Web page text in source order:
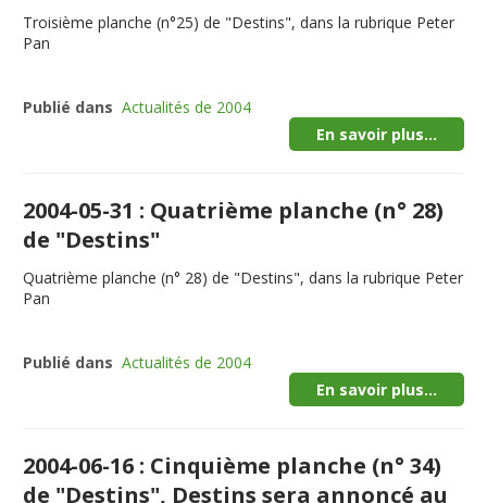
Troisième planche (n°25) de "Destins", dans la rubrique Peter
Pan
Publié dans Actualités de 2004
En savoir plus...
2004-05-31 : Quatrième planche (n° 28)
de "Destins"
Quatrième planche (n° 28) de "Destins", dans la rubrique Peter
Pan
Publié dans Actualités de 2004
En savoir plus...
2004-06-16 : Cinquième planche (n° 34)
de "Destins", Destins sera annoncé au